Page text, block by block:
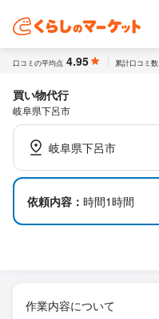
口コミの平均点 4.95 累計口コミ数
買い物代行
岐阜県下呂市
岐阜県下呂市
依頼内容： 時間1時間
作業内容について